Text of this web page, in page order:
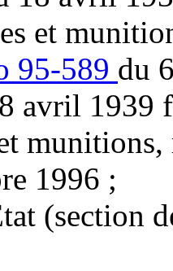
et
95-589 du
avril 1939
1996 ;
(section